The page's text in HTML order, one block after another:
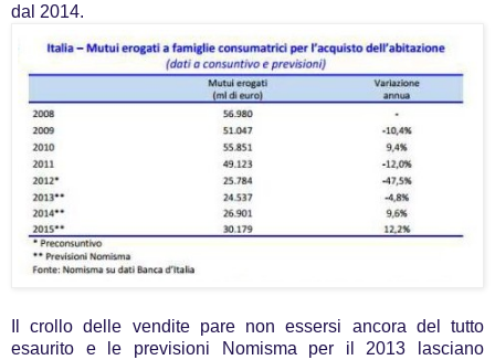
dal 2014.
Il crollo delle vendite pare non essersi ancora del tutto
esaurito e le previsioni Nomisma per il 2013 lasciano